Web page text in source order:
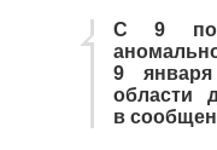
С 9 по
9
области
в